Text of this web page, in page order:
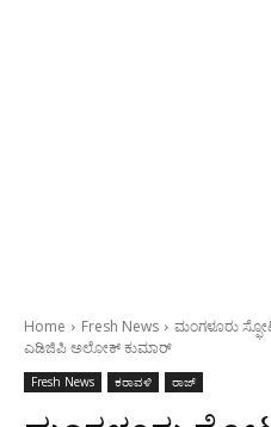
Home Fresh News
ಮಂಗಳೂರು
ಎಡಿಜಿಪಿ ಅಲೋಕ್ ಕುಮಾರ್
Fresh News ಕರಾವಳಿ ರಾಜ್